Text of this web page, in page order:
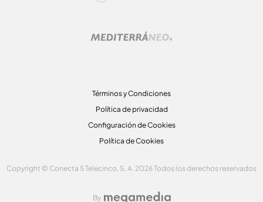
Términos y Condiciones
Política de privacidad
Configuración de Cookies
Política de Cookies
Copyright © Conecta 5 Telecinco, S. A. 2026 Todos los derechos reservados
By